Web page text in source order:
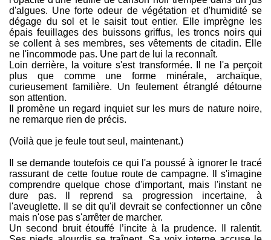
d'algues. Une forte odeur de végétation et d'humidité se
dégage du sol et le saisit tout entier. Elle imprègne les
épais feuillages des buissons griffus, les troncs noirs qui
se collent à ses membres, ses vêtements de citadin. Elle
ne l'incommode pas. Une part de lui la reconnaît.
Loin derrière, la voiture s'est transformée. Il ne l'a perçoit
plus que comme une forme minérale, archaïque,
curieusement familière. Un feulement étranglé détourne
son attention.
Il promène un regard inquiet sur les murs de nature noire,
ne remarque rien de précis.
(Voilà que je feule tout seul, maintenant.)
Il se demande toutefois ce qui l'a poussé à ignorer le tracé
rassurant de cette foutue route de campagne. Il s'imagine
comprendre quelque chose d'important, mais l'instant ne
dure pas. Il reprend sa progression incertaine, à
l'aveuglette. Il se dit qu'il devrait se confectionner un cône
mais n'ose pas s'arrêter de marcher.
Un second bruit étouffé l’incite à la prudence. Il ralentit.